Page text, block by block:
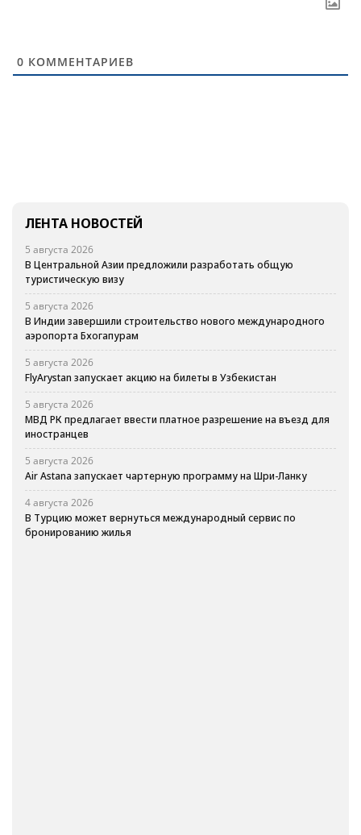
0 КОММЕНТАРИЕВ
ЛЕНТА НОВОСТЕЙ
5 августа 2026
В Центральной Азии предложили разработать общую
туристическую визу
5 августа 2026
В Индии завершили строительство нового международного
аэропорта Бхогапурам
5 августа 2026
FlyArystan запускает акцию на билеты в Узбекистан
5 августа 2026
МВД РК предлагает ввести платное разрешение на въезд для
иностранцев
5 августа 2026
Air Astana запускает чартерную программу на Шри-Ланку
4 августа 2026
В Турцию может вернуться международный сервис по
бронированию жилья